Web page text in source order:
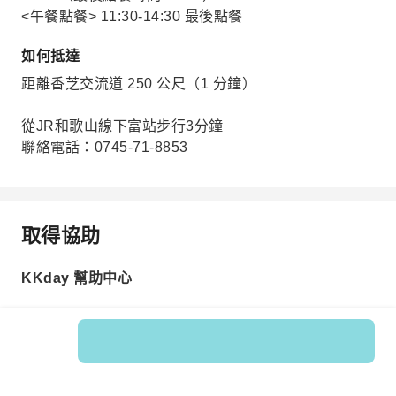
<午餐點餐> 11:30-14:30 最後點餐
如何抵達
距離香芝交流道 250 公尺（1 分鐘）
從JR和歌山線下富站步行3分鐘
聯絡電話：0745-71-8853
取得協助
KKday 幫助中心
商品編號: 218269